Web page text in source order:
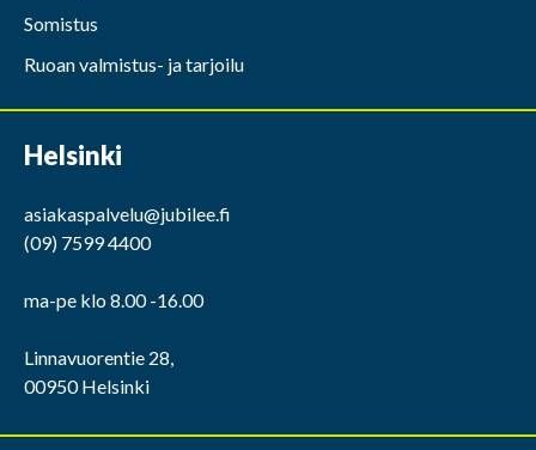
Somistus
Ruoan valmistus- ja tarjoilu
Helsinki
asiakaspalvelu@jubilee.fi
(09) 7599 4400
ma-pe klo 8.00 -16.00
Linnavuorentie 28,
00950 Helsinki